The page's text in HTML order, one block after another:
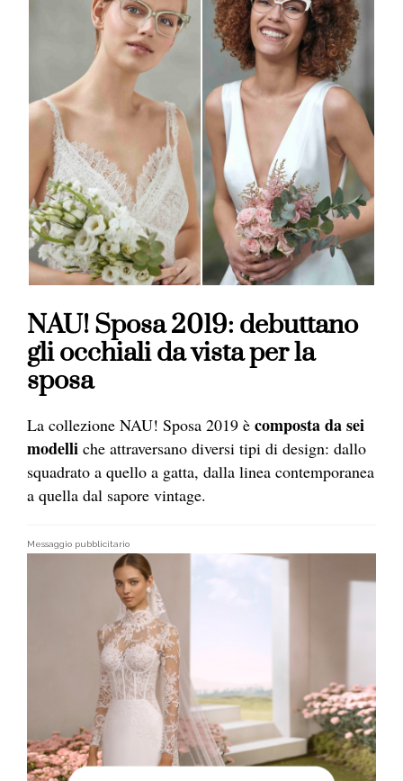
NAU! Sposa 2019: debuttano
gli occhiali da vista per la
sposa
La collezione NAU! Sposa 2019 è composta da sei
modelli che attraversano diversi tipi di design: dallo
squadrato a quello a gatta, dalla linea contemporanea
a quella dal sapore vintage.
Messaggio pubblicitario